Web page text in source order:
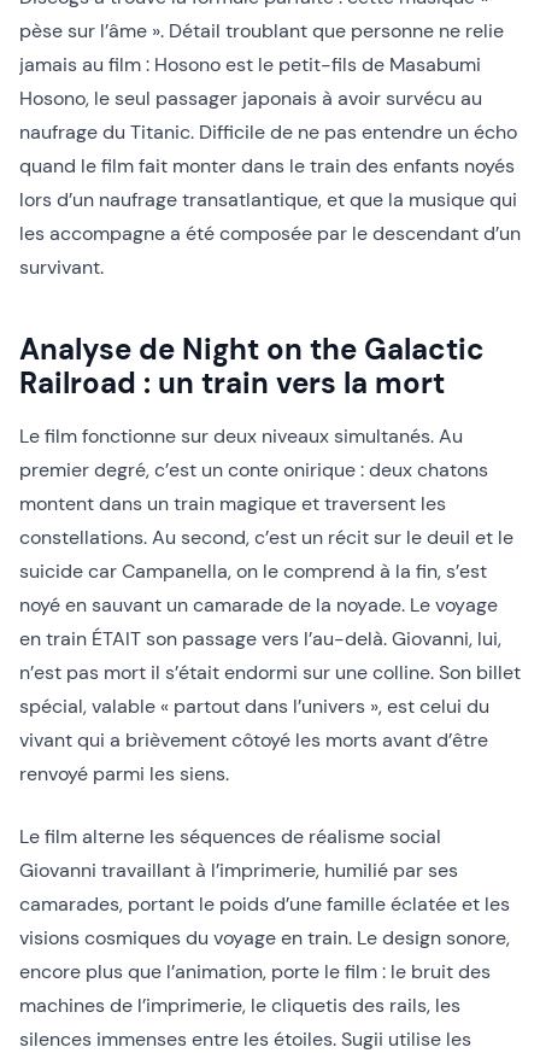
pèse sur l’âme ». Détail troublant que personne ne relie
jamais au film : Hosono est le petit-fils de Masabumi
Hosono, le seul passager japonais à avoir survécu au
naufrage du Titanic. Difficile de ne pas entendre un écho
quand le film fait monter dans le train des enfants noyés
lors d’un naufrage transatlantique, et que la musique qui
les accompagne a été composée par le descendant d’un
survivant.
Analyse de Night on the Galactic
Railroad : un train vers la mort
Le film fonctionne sur deux niveaux simultanés. Au
premier degré, c’est un conte onirique : deux chatons
montent dans un train magique et traversent les
constellations. Au second, c’est un récit sur le deuil et le
suicide car Campanella, on le comprend à la fin, s’est
noyé en sauvant un camarade de la noyade. Le voyage
en train ÉTAIT son passage vers l’au-delà. Giovanni, lui,
n’est pas mort il s’était endormi sur une colline. Son billet
spécial, valable « partout dans l’univers », est celui du
vivant qui a brièvement côtoyé les morts avant d’être
renvoyé parmi les siens.
Le film alterne les séquences de réalisme social
Giovanni travaillant à l’imprimerie, humilié par ses
camarades, portant le poids d’une famille éclatée et les
visions cosmiques du voyage en train. Le design sonore,
encore plus que l’animation, porte le film : le bruit des
machines de l’imprimerie, le cliquetis des rails, les
silences immenses entre les étoiles. Sugii utilise les